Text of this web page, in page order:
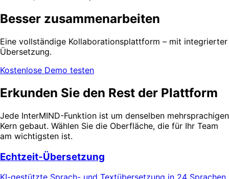
Besser zusammenarbeiten
Eine vollständige Kollaborationsplattform – mit integrierter
Übersetzung.
Kostenlose Demo testen
Erkunden Sie den Rest der Plattform
Jede InterMIND-Funktion ist um denselben mehrsprachigen
Kern gebaut. Wählen Sie die Oberfläche, die für Ihr Team
am wichtigsten ist.
Echtzeit-Übersetzung